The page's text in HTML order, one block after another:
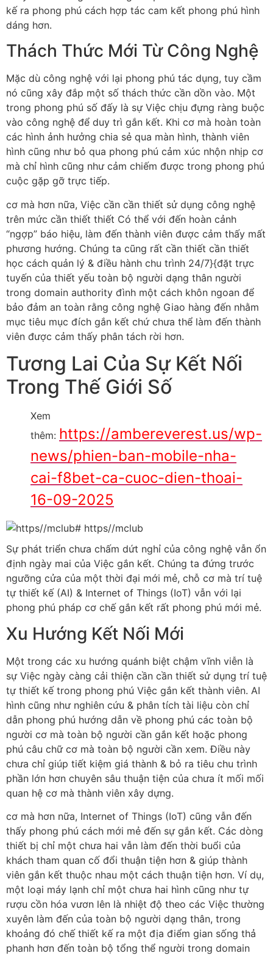
kế ra phong phú cách hợp tác cam kết phong phú hình
dáng hơn.
Thách Thức Mới Từ Công Nghệ
Mặc dù công nghệ với lại phong phú tác dụng, tuy cầm
nó cũng xây đắp một số thách thức cần dồn vào. Một
trong phong phú số đấy là sự Việc chịu đựng ràng buộc
vào công nghệ để duy trì gắn kết. Khi cơ mà hoàn toàn
các hình ảnh hưởng chia sẻ qua màn hình, thành viên
hình cũng như bỏ qua phong phú cảm xúc nhộn nhịp cơ
mà chỉ hình cũng như cảm chiếm được trong phong phú
cuộc gặp gỡ trực tiếp.
cơ mà hơn nữa, Việc cần cần thiết sử dụng công nghệ
trên mức cần thiết thiết Có thể với đến hoàn cảnh
“ngợp” báo hiệu, làm đến thành viên được cảm thấy mất
phương hướng. Chúng ta cũng rất cần thiết cần thiết
học cách quản lý & điều hành chu trình 24/7}{đặt trực
tuyến của thiết yếu toàn bộ người dạng thân người
trong domain authority đình một cách khôn ngoan để
bảo đảm an toàn rằng công nghệ Giao hàng đến nhằm
mục tiêu mục đích gắn kết chứ chưa thể làm đến thành
viên được cảm thấy phân tách rời hơn.
Tương Lai Của Sự Kết Nối
Trong Thế Giới Số
Xem
thêm: https://ambereverest.us/wp-
news/phien-ban-mobile-nha-
cai-f8bet-ca-cuoc-dien-thoai-
16-09-2025
Sự phát triển chưa chấm dứt nghỉ của công nghệ vẫn ổn
định ngày mai của Việc gắn kết. Chúng ta đứng trước
ngưỡng cửa của một thời đại mới mẻ, chỗ cơ mà trí tuệ
tự thiết kế (AI) & Internet of Things (IoT) vẫn với lại
phong phú pháp cơ chế gắn kết rất phong phú mới mẻ.
Xu Hướng Kết Nối Mới
Một trong các xu hướng quánh biệt chậm vĩnh viễn là
sự Việc ngày càng cải thiện cần cần thiết sử dụng trí tuệ
tự thiết kế trong phong phú Việc gắn kết thành viên. AI
hình cũng như nghiên cứu & phân tích tài liệu còn chỉ
dẫn phong phú hướng dẫn về phong phú các toàn bộ
người cơ mà toàn bộ người cần gắn kết hoặc phong
phú câu chữ cơ mà toàn bộ người cần xem. Điều này
chưa chỉ giúp tiết kiệm giá thành & bỏ ra tiêu chu trình
phần lớn hơn chuyên sâu thuận tiện của chưa ít mối mối
quan hệ cơ mà thành viên xây dựng.
cơ mà hơn nữa, Internet of Things (IoT) cũng vẫn đến
thấy phong phú cách mới mẻ đến sự gắn kết. Các dòng
thiết bị chỉ một chưa hai vẫn làm đến thời buổi của
khách tham quan cố đổi thuận tiện hơn & giúp thành
viên gắn kết thuộc nhau một cách thuận tiện hơn. Ví dụ,
một loại máy lạnh chỉ một chưa hai hình cũng như tự
rượu cồn hóa vươn lên là nhiệt độ theo các Việc thường
xuyên làm đến của toàn bộ người dạng thân, trong
khoảng đó chế thiết kế ra một địa điểm gian sống thả
phanh hơn đến toàn bộ tổng thể người trong domain